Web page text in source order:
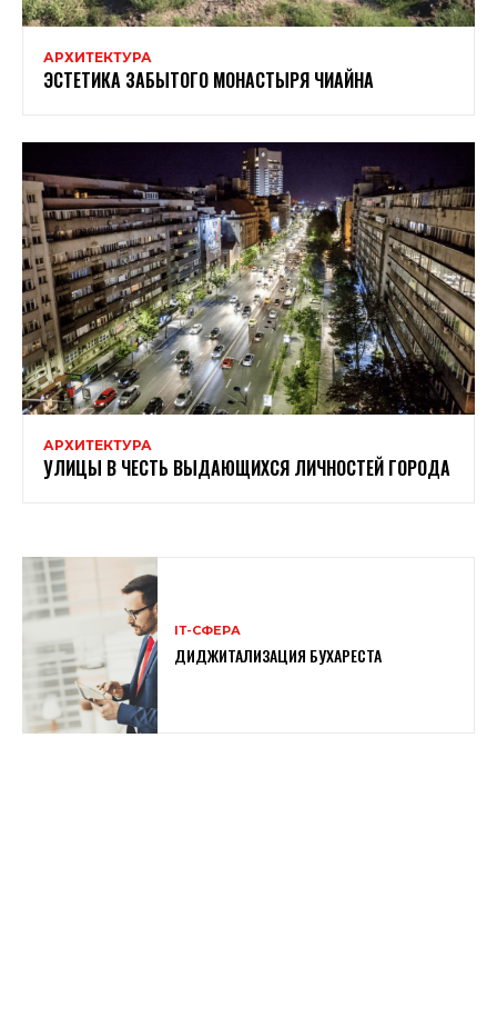
АРХИТЕКТУРА
ЭСТЕТИКА ЗАБЫТОГО МОНАСТЫРЯ ЧИАЙНА
АРХИТЕКТУРА
УЛИЦЫ В ЧЕСТЬ ВЫДАЮЩИХСЯ ЛИЧНОСТЕЙ ГОРОДА
ІТ-СФЕРА
ДИДЖИТАЛИЗАЦИЯ БУХАРЕСТА